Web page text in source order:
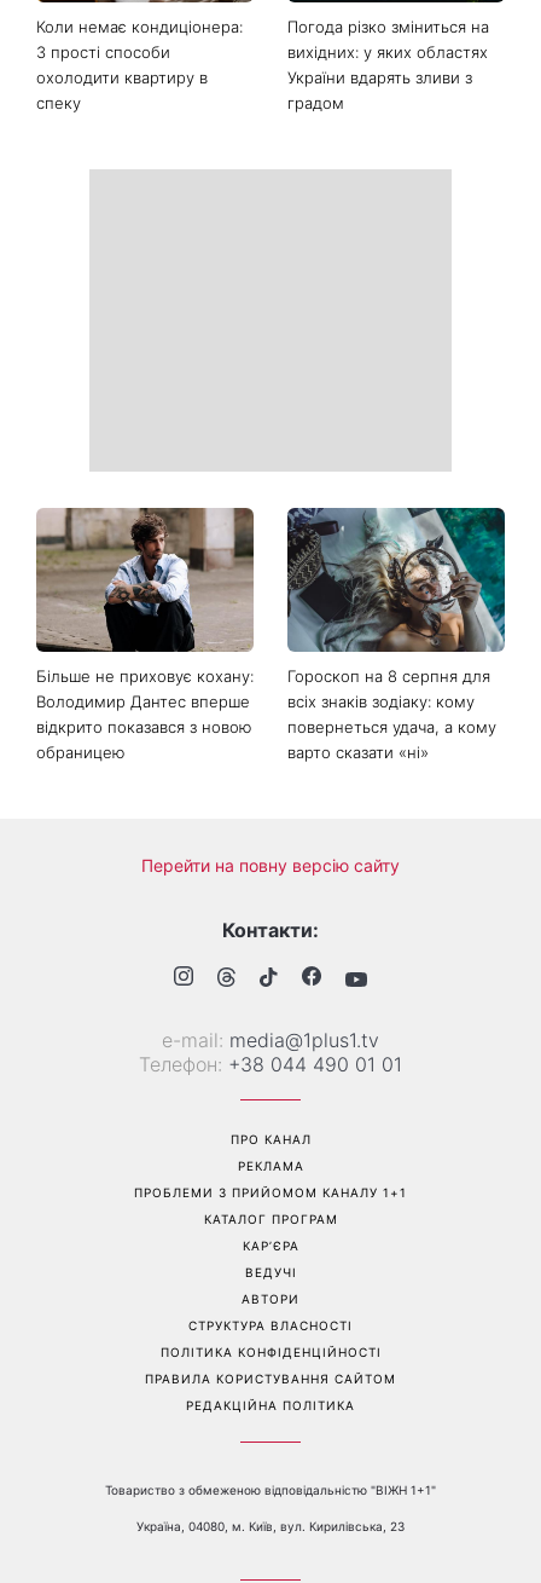
Коли немає кондиціонера:
3 прості способи
охолодити квартиру в
спеку
Погода різко зміниться на
вихідних: у яких областях
України вдарять зливи з
градом
Більше не приховує кохану:
Володимир Дантес вперше
відкрито показався з новою
обраницею
Гороскоп на 8 серпня для
всіх знаків зодіаку: кому
повернеться удача, а кому
варто сказати «ні»
Перейти на повну версію сайту
Контакти:
е-mail: media@1plus1.tv
Телефон: +38 044 490 01 01
ПРО КАНАЛ
РЕКЛАМА
ПРОБЛЕМИ З ПРИЙОМОМ КАНАЛУ 1+1
КАТАЛОГ ПРОГРАМ
КАР’ЄРА
ВЕДУЧІ
АВТОРИ
СТРУКТУРА ВЛАСНОСТІ
ПОЛІТИКА КОНФІДЕНЦІЙНОСТІ
ПРАВИЛА КОРИСТУВАННЯ САЙТОМ
РЕДАКЦІЙНА ПОЛІТИКА
Товариство з обмеженою відповідальністю "ВІЖН 1+1"
Україна, 04080, м. Київ, вул. Кирилівська, 23